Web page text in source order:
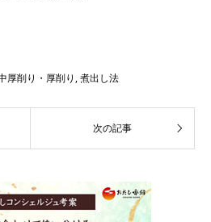
厚削り・厚削り ,煮出し法